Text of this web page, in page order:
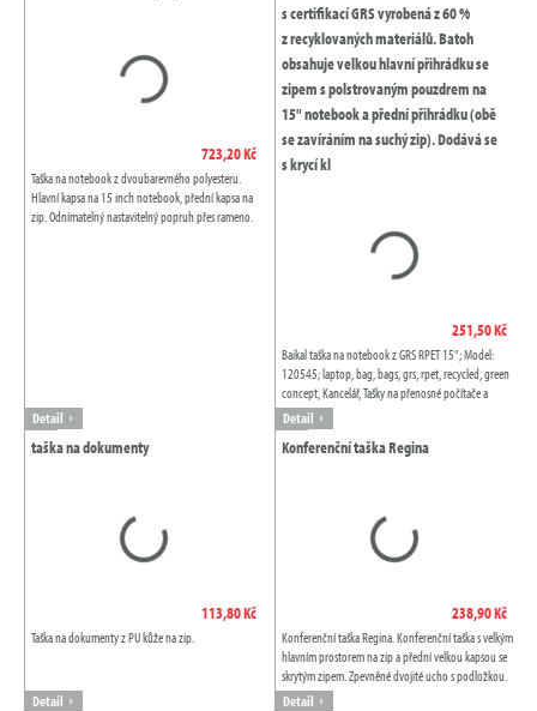
723,20 Kč
Taška na notebook z dvoubarevného polyesteru.
Hlavní kapsa na 15 inch notebook, přední kapsa na
zip. Odnímatelný nastavitelný popruh přes rameno.
Detail
s certifikací GRS vyrobená z 60 %
z recyklovaných materiálů. Batoh
obsahuje velkou hlavní přihrádku se
zipem s polstrovaným pouzdrem na
15" notebook a přední přihrádku (obě
se zavíráním na suchý zip). Dodává se
s krycí kl
251,50 Kč
Baikal taška na notebook z GRS RPET 15"; Model:
120545; laptop, bag, bags, grs, rpet, recycled, green
concept, Kancelář, Tašky na přenosné počítače a
tablety, Navy, Dark blue, modrá,...
Detail
taška na dokumenty
113,80 Kč
Taška na dokumenty z PU kůže na zip.
Detail
Konferenční taška Regina
238,90 Kč
Konferenční taška Regina. Konferenční taška s velkým
hlavním prostorem na zip a přední velkou kapsou se
skrytým zipem. Zpevněné dvojité ucho s podložkou.
Nastavitelný ramenní popruh....
Detail